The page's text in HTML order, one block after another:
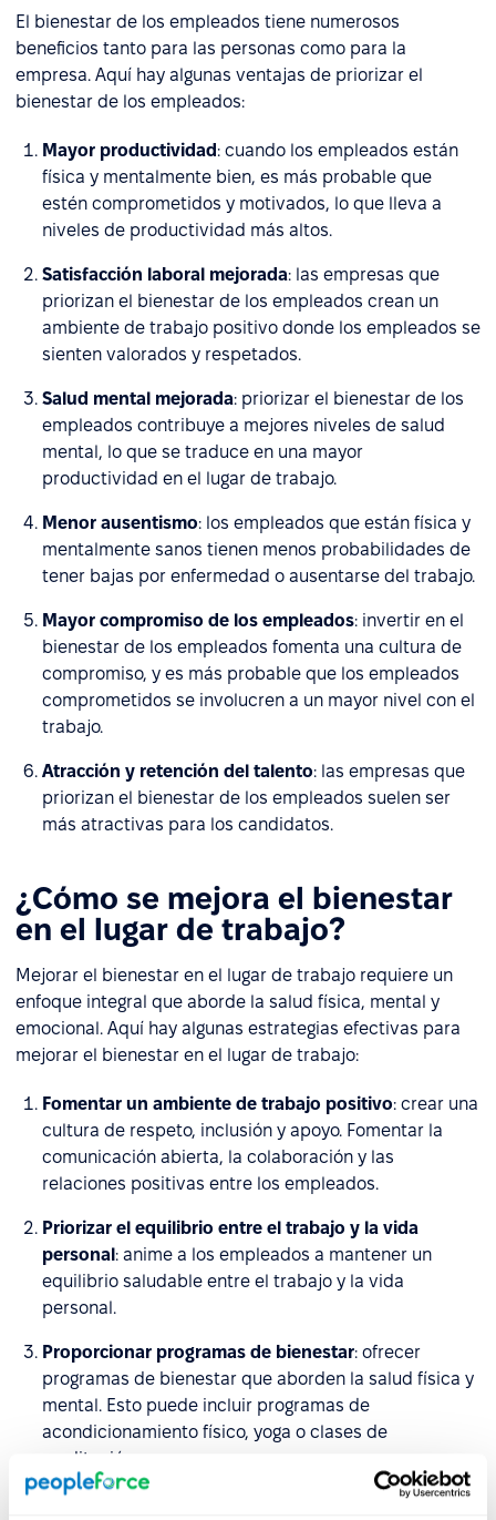
El bienestar de los empleados tiene numerosos
beneficios tanto para las personas como para la
empresa. Aquí hay algunas ventajas de priorizar el
bienestar de los empleados:
Mayor productividad : cuando los empleados están
física y mentalmente bien, es más probable que
estén comprometidos y motivados, lo que lleva a
niveles de productividad más altos.
Satisfacción laboral mejorada: las empresas que
priorizan el bienestar de los empleados crean un
ambiente de trabajo positivo donde los empleados se
sienten valorados y respetados.
Salud mental mejorada: priorizar el bienestar de los
empleados contribuye a mejores niveles de salud
mental, lo que se traduce en una mayor
productividad en el lugar de trabajo.
Menor ausentismo: los empleados que están física y
mentalmente sanos tienen menos probabilidades de
tener bajas por enfermedad o ausentarse del trabajo.
Mayor compromiso de los empleados: invertir en el
bienestar de los empleados fomenta una cultura de
compromiso, y es más probable que los empleados
comprometidos se involucren a un mayor nivel con el
trabajo.
Atracción y retención del talento: las empresas que
priorizan el bienestar de los empleados suelen ser
más atractivas para los candidatos.
¿Cómo se mejora el bienestar
en el lugar de trabajo?
Mejorar el bienestar en el lugar de trabajo requiere un
enfoque integral que aborde la salud física, mental y
emocional. Aquí hay algunas estrategias efectivas para
mejorar el bienestar en el lugar de trabajo:
Fomentar un ambiente de trabajo positivo: crear una
cultura de respeto, inclusión y apoyo. Fomentar la
comunicación abierta, la colaboración y las
relaciones positivas entre los empleados.
Priorizar el equilibrio entre el trabajo y la vida
personal: anime a los empleados a mantener un
equilibrio saludable entre el trabajo y la vida
personal.
Proporcionar programas de bienestar: ofrecer
programas de bienestar que aborden la salud física y
mental. Esto puede incluir programas de
acondicionamiento físico, yoga o clases de
meditación.
: crear un lugar de trabajo